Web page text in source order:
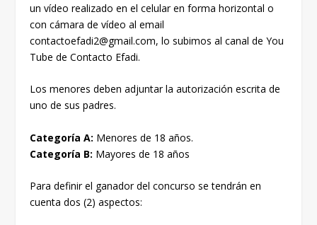
un vídeo realizado en el celular en forma horizontal o
con cámara de vídeo al email
contactoefadi2@gmail.com, lo subimos al canal de You
Tube de Contacto Efadi.
Los menores deben adjuntar la autorización escrita de
uno de sus padres.
Categoría A: Menores de 18 años.
Categoría B: Mayores de 18 años
Para definir el ganador del concurso se tendrán en
cuenta dos (2) aspectos: